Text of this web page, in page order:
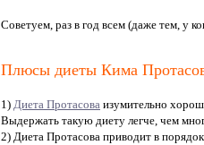
Советуем, раз в год всем (даже тем, у
Плюсы диеты Кима
1) Диета Протасова изумительно
Выдержать такую диету легче, чем
2) Диета Протасова приводит в